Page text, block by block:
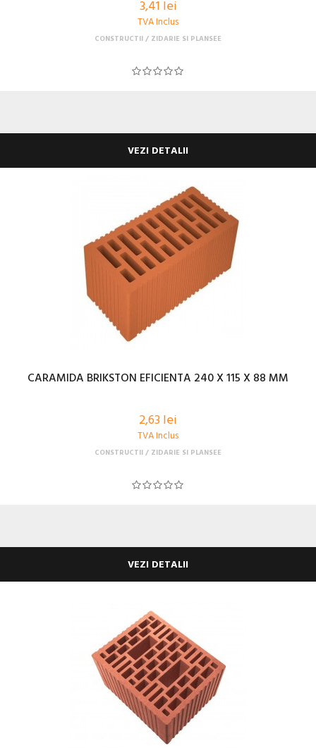
3,41 lei
TVA Inclus
CONSTRUCTII ZIDARIE SI PLANSEE
VEZI DETALII
CARAMIDA BRIKSTON EFICIENTA 240 X 115 X 88 MM
2,63 lei
TVA Inclus
CONSTRUCTII ZIDARIE SI PLANSEE
VEZI DETALII